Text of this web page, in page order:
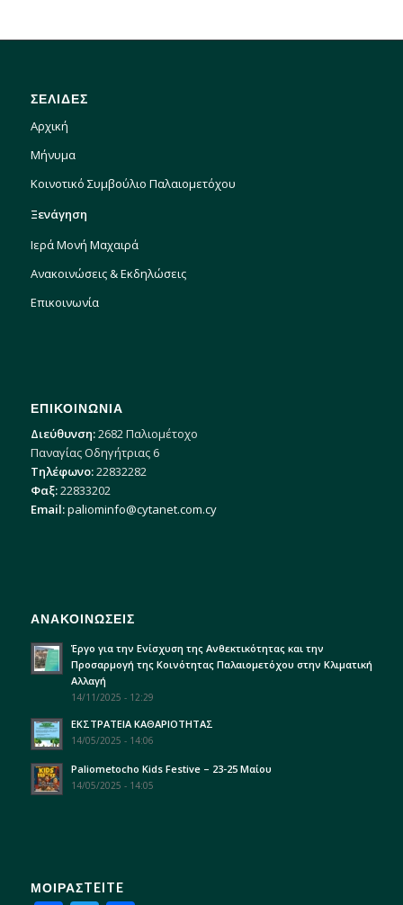
ΣΕΛΙΔΕΣ
Αρχική
Μήνυμα
Κοινοτικό Συμβούλιο Παλαιομετόχου
Ξενάγηση
Ιερά Μονή Μαχαιρά
Ανακοινώσεις & Εκδηλώσεις
Επικοινωνία
ΕΠΙΚΟΙΝΩΝΙΑ
Διεύθυνση:2682 Παλιομέτοχο
Παναγίας Οδηγήτριας 6
Τηλέφωνο:22832282
Φαξ:22833202
Email:paliominfo@cytanet.com.cy
ΑΝΑΚΟΙΝΩΣΕΙΣ
Έργο για την Ενίσχυση της Ανθεκτικότητας και την
Προσαρμογή της Κοινότητας Παλαιομετόχου στην Κλιματική
Αλλαγή
14/11/2025 - 12:29
ΕΚΣΤΡΑΤΕΙΑ ΚΑΘΑΡΙΟΤΗΤΑΣ
14/05/2025 - 14:06
Paliometocho Kids Festive – 23-25 Μαίου
14/05/2025 - 14:05
ΜΟΙΡΑΣTEITE